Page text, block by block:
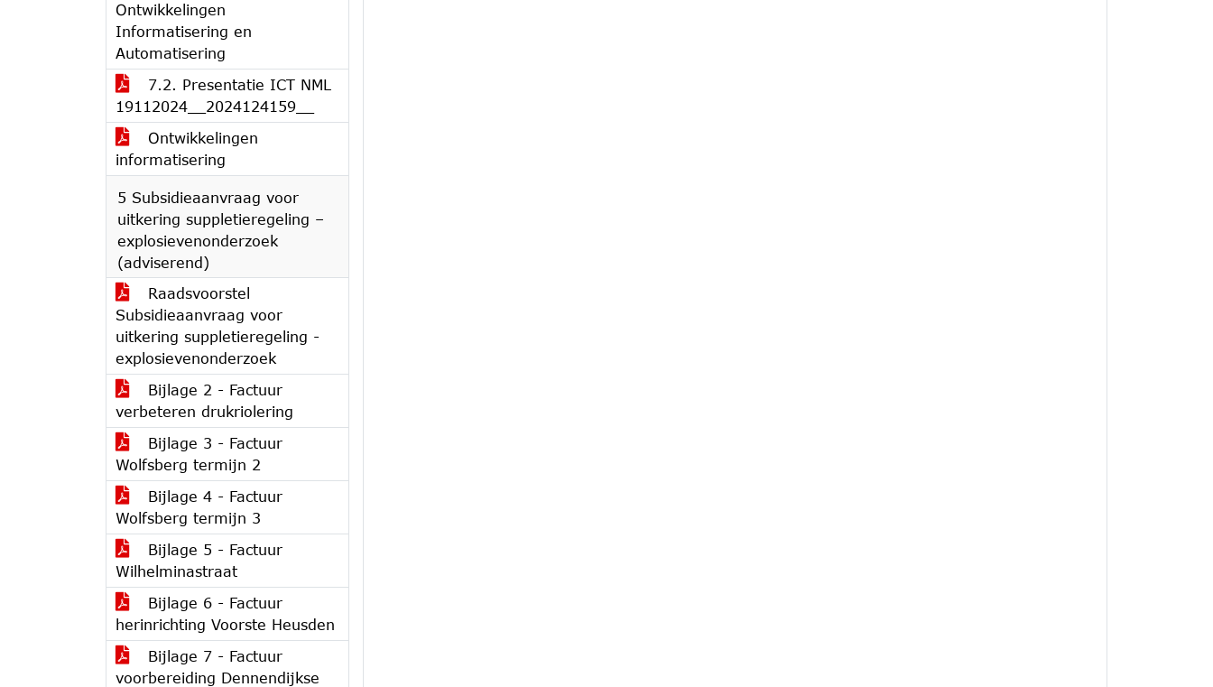
Ontwikkelingen
Informatisering en
Automatisering
7.2. Presentatie ICT NML
19112024__2024124159__
Ontwikkelingen
informatisering
5 Subsidieaanvraag voor
uitkering suppletieregeling –
explosievenonderzoek
(adviserend)
Raadsvoorstel
Subsidieaanvraag voor
uitkering suppletieregeling -
explosievenonderzoek
Bijlage 2 - Factuur
verbeteren drukriolering
Bijlage 3 - Factuur
Wolfsberg termijn 2
Bijlage 4 - Factuur
Wolfsberg termijn 3
Bijlage 5 - Factuur
Wilhelminastraat
Bijlage 6 - Factuur
herinrichting Voorste Heusden
Bijlage 7 - Factuur
voorbereiding Dennendijkse